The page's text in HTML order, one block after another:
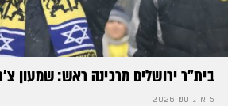
בית"ר ירושלים מרכינה ראש: שמעון
5 אוגוסט 2026